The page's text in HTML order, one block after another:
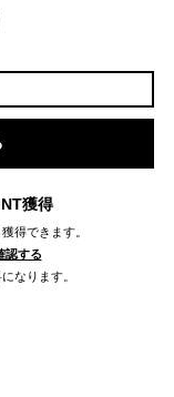
獲得
得できます。
認する
なります。